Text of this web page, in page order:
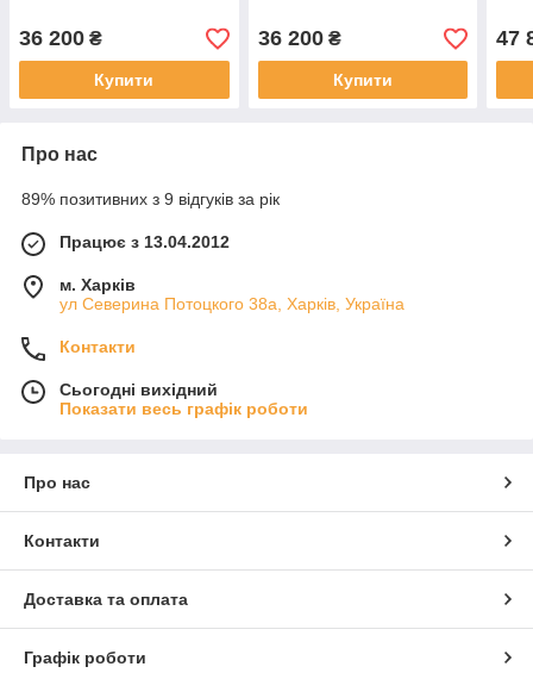
36 200 ₴
Купити
36 200₴
Купити
47
Про нас
89% позитивних з 9 відгуків за рік
Працює з 13.04.2012
м. Харків
ул Северина Потоцкого 38а, Харків, Україна
Контакти
Сьогодні вихідний
Показати весь графік роботи
Про нас
Контакти
Доставка та оплата
Графік роботи